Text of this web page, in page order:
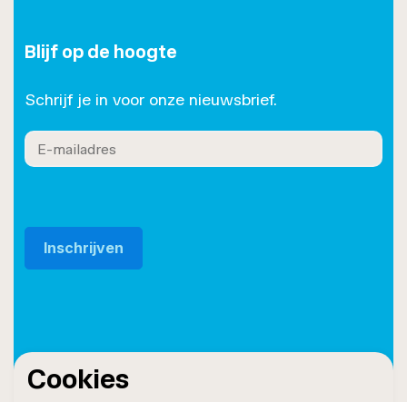
Blijf op de hoogte
Schrijf je in voor onze nieuwsbrief.
© 2026 Roset Twente
Cookies